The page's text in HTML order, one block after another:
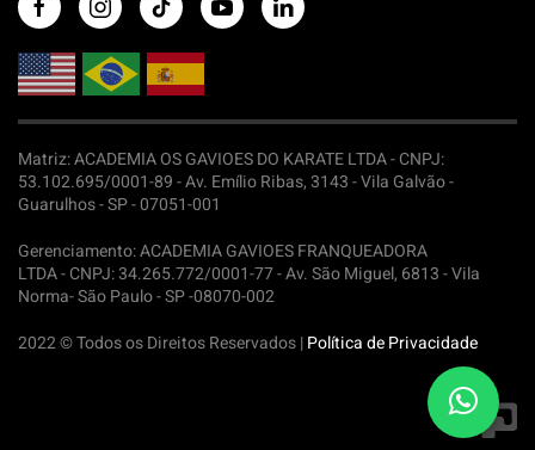
Matriz: ACADEMIA OS GAVIOES DO KARATE LTDA -CNPJ:
53.102.695/0001-89 - Av. Emílio Ribas, 3143 - Vila Galvão -
Guarulhos - SP - 07051-001
Gerenciamento: ACADEMIA GAVIOES FRANQUEADORA
LTDA -CNPJ: 34.265.772/0001-77 - Av. São Miguel, 6813 - Vila
Norma- São Paulo - SP -08070-002
2022 © Todos os Direitos Reservados |Política de Privacidade